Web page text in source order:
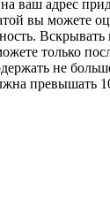
ваш адрес
вы можете
Вскрывать
только
не
превышать